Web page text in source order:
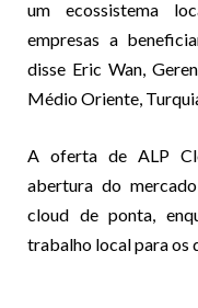
um ecossistema
empresas a
disse Eric Wan,
Médio Oriente,
A oferta de ALP
abertura do
cloud de ponta,
trabalho local para os